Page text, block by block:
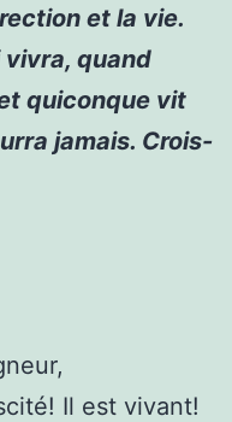
et la vie.
vivra, quand
quiconque vit
jamais. Crois-
Il est vivant!